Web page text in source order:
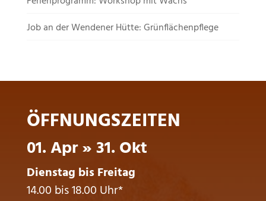
Job an der Wendener Hütte: Grünflächenpflege
ÖFFNUNGSZEITEN
01. Apr » 31. Okt
Dienstag bis Freitag
14.00 bis 18.00 Uhr*